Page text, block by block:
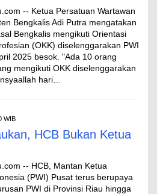
-- Ketua Persatuan Wartawan
Bengkalis Adi Putra mengatakan
Bengkalis mengikuti Orientasi
(OKK) diselenggarakan PWI
2025 besok. "Ada 10 orang
mengikuti OKK diselenggarakan
hari…
WIB
HCB Bukan Ketua
-- HCB, Mantan Ketua
(PWI) Pusat terus berupaya
PWI di Provinsi Riau hingga